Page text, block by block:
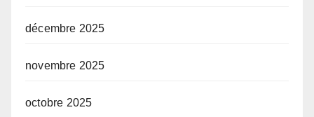
décembre 2025
novembre 2025
octobre 2025